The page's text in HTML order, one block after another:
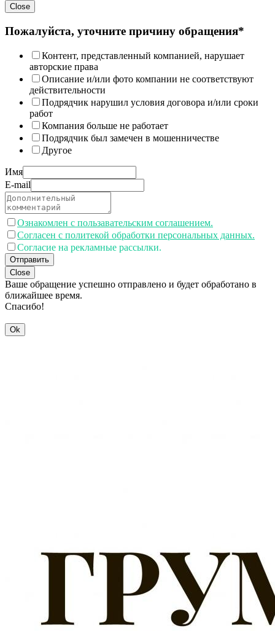
Close
Пожалуйста, уточните причину обращения*
Контент, представленный компанией, нарушает
авторские права
Описание и/или фото компании не соответствуют
действительности
Подрядчик нарушил условия договора и/или сроки
работ
Компания больше не работает
Подрядчик был замечен в мошенничестве
Другое
Имя
E-mail
Ознакомлен с пользавательским соглашением.
Согласен с политекой обработки персональных данных.
Согласие на рекламные рассылки.
Отправить
Close
Ваше обращение успешно отправлено и будет обработано в
ближайшее время.
Спасибо!
Ok